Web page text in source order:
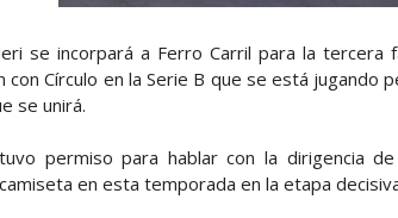
se incorpará a Ferro Carril para la tercera
con Círculo en la Serie B que se está jugando
se unirá.
permiso para hablar con la dirigencia
en esta temporada en la etapa